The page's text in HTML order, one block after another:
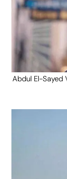
Abdul El-Sayed